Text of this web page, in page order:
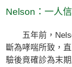
Nelson：一人
五年前，
斷為哮喘所致，
驗後竟確診為末